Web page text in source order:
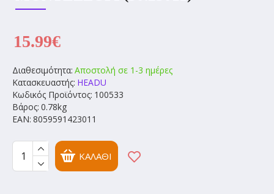
Διαθεσιμότητα: Αποστολή σε 1-3 ημέρες
Κατασκευαστής: HEADU
Κωδικός Προϊόντος: 100533
Βάρος: 0.78kg
EAN: 8059591423011
15.99€
ΚΑΛΆΘΙ